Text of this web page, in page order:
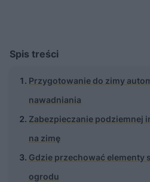
Spis treści
Przygotowanie do zimy
nawadniania
Zabezpieczanie podziemnej
na zimę
Gdzie przechować elementy
ogrodu